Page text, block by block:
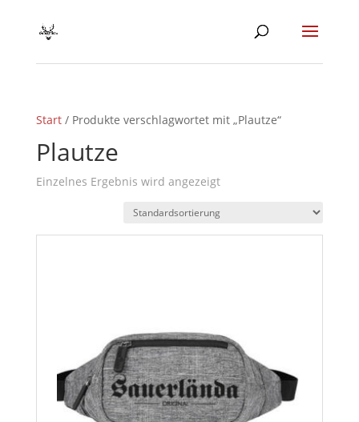
Start/ Produkte verschlagwortet mit „Plautze“
Plautze
Einzelnes Ergebnis wird angezeigt